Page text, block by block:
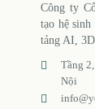
Công ty
tạo hệ
tảng AI,
Tầng
Nội